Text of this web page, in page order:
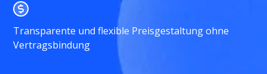
Transparente und flexible Preisgestaltung ohne
Vertragsbindung